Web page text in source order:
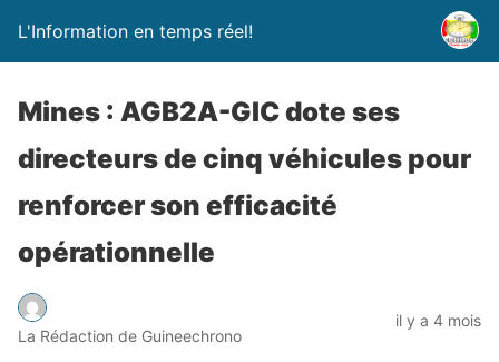
L'Information en temps réel!
Mines : AGB2A-GIC dote ses
directeurs de cinq véhicules pour
renforcer son efficacité
opérationnelle
La Rédaction de Guineechrono
il y a 4 mois